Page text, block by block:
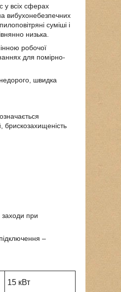
у всіх сферах
вибухонебезпечних
суміші і
низька.
робочої
для помірно-
швидка
брискозахищеність
заходи при
–
15 кВт